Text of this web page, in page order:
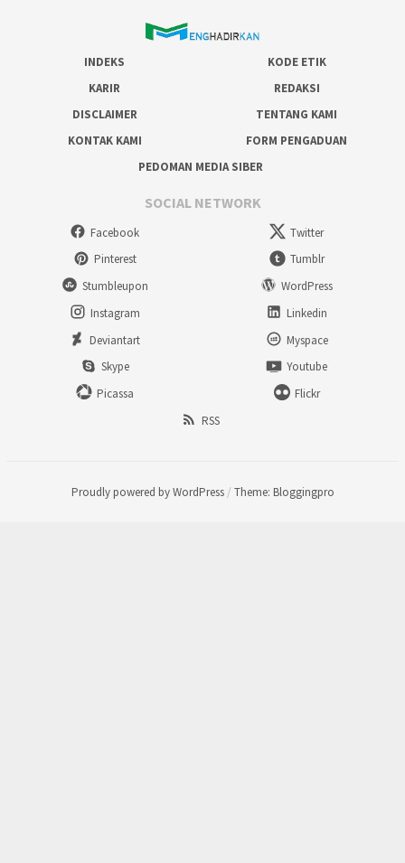
INDEKS
KODE ETIK
KARIR
REDAKSI
DISCLAIMER
TENTANG KAMI
KONTAK KAMI
FORM PENGADUAN
PEDOMAN MEDIA SIBER
SOCIAL NETWORK
Facebook
Twitter
Pinterest
Tumblr
Stumbleupon
WordPress
Instagram
Linkedin
Deviantart
Myspace
Skype
Youtube
Picassa
Flickr
RSS
Proudly powered by WordPress / Theme: Bloggingpro